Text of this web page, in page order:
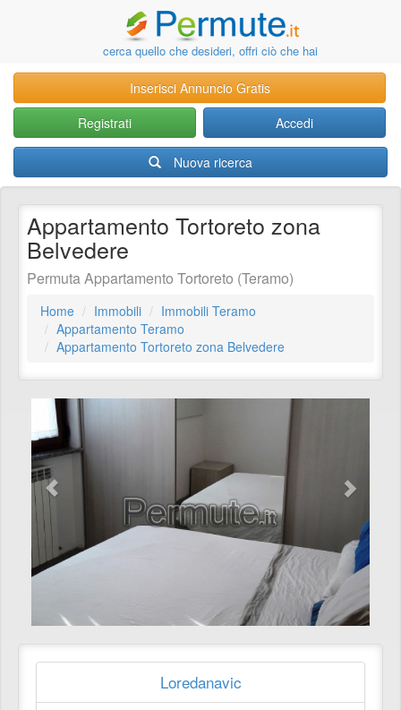
cerca quello che desideri, offri ciò che hai
Inserisci Annuncio Gratis
Registrati
Accedi
Nuova ricerca
Appartamento Tortoreto zona
Belvedere
Permuta Appartamento Tortoreto (Teramo)
Home Immobili
Immobili Teramo
Appartamento Teramo
Appartamento Tortoreto zona Belvedere
Loredanavic